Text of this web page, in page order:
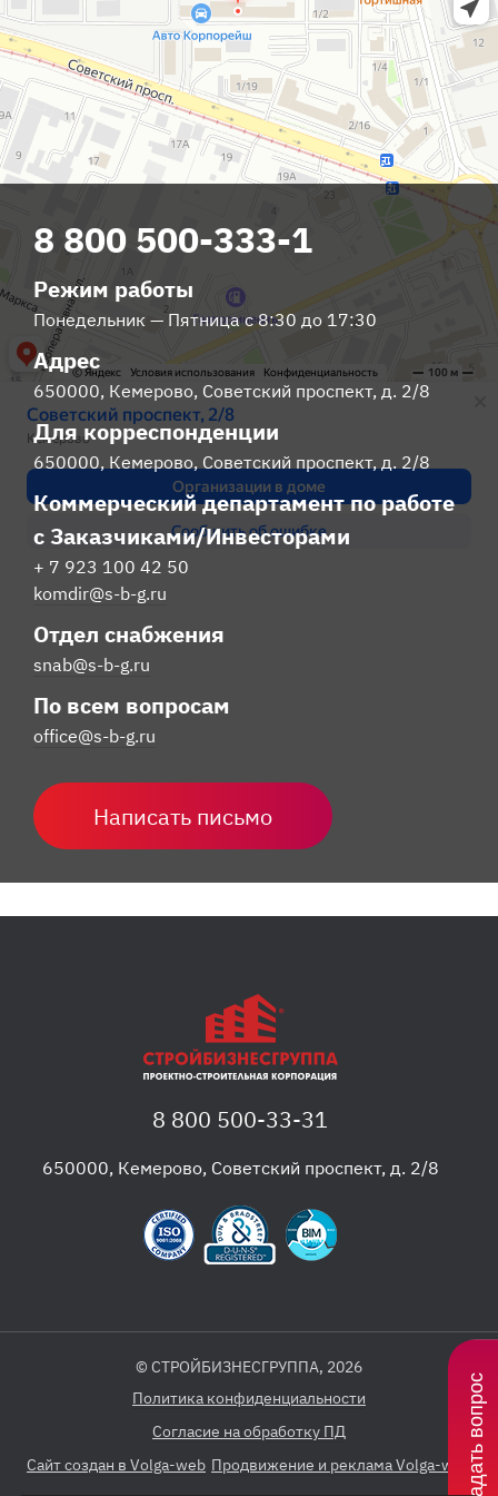
8 800 500-333-1
Режим работы
Понедельник — Пятница с 8:30 до 17:30
Адрес
650000, Кемерово, Советский проспект, д. 2/8
Для корреспонденции
650000, Кемерово, Советский проспект, д. 2/8
Коммерческий департамент по работе
с Заказчиками/Инвесторами
+ 7 923 100 42 50
komdir@s-b-g.ru
Отдел снабжения
snab@s-b-g.ru
По всем вопросам
office@s-b-g.ru
Написать письмо
8 800 500-33-31
650000, Кемерово, Советский проспект, д. 2/8
© СТРОЙБИЗНЕСГРУППА, 2026
Политика конфиденциальности
Согласие на обработку ПД
Сайт создан в Volga-web Продвижение и реклама Volga-web Задать вопрос